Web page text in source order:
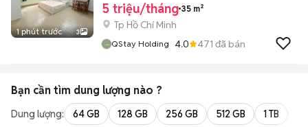
1 phút trước 3
5 triệu/tháng 35 m²
Tp Hồ Chí Minh
QStay Holding 4.0 471 đã bán
Bạn cần tìm dung lượng nào ?
Dung lượng: 64 GB 128 GB 256 GB 512 GB 1 TB